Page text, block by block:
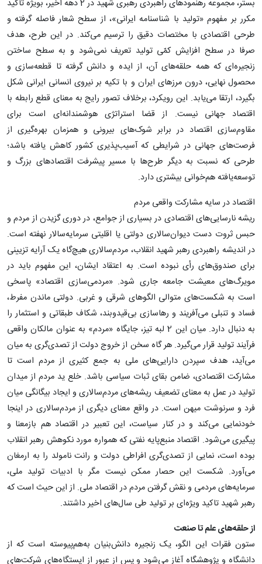
بستر، مجموعه رهنمودهای راهبردی رهبری شهید در 2 دهه اخیر، بویژه تأکید
مکرر بر مفهوم «تولید با شناسنامه ایرانی»، از سطح شعار فاصله گرفته و
طرحی اقتصادی با مختصات دقیق را ترسیم می‌کند. در این طرح، هدف
صرفا در سطح افزایش کمّی تولید تعریف نمی‌شود و به سطح ساختن
زنجیره‌ای که همه حلقه‌های آن، از ایده و دانش گرفته تا قطعه‌سازی و
محصول نهایی، درون مرزهای ایران و با تکیه بر نیروی انسانی ایرانی شکل
بگیرد، ارتقا می‌یابد. این رویکرد، برخلاف تصور رایج به ‌معنای قطع رابطه با
اقتصاد جهانی نیست. از قضا استراتژی هوشمندانه‌ای است برای
مقاوم‌سازی اقتصاد در برابر شوک‌های بیرونی و همزمان بهره‌گیری از
فرصت‌های جهانی در شرایطی که آسیب‌پذیری کشور کاهش یافته باشد؛
طرحی که نسبت به دیگر طرح‌ها با مسیر پیشرفت اقتصادهای بزرگ و
توسعه‌یافته هم‌خوانی بیشتری دارد.
اقتصاد در سایه مشارکت واقعی مردم
ریشه نارسایی‌های اقتصادی در بسیاری از جوامع، در دوری گزیدن از مردم و
حبس ثروت دست دیوان‌سالاری دولتی یا اقلیتی سرمایه‌سالار نهفته است.
در اندیشه راهبردی رهبر شهید انقلاب، مردم‌سالاری هیچ‌گاه یک آرایه تزیینی
برای صندوق‌های رأی نبوده است. به اعتقاد ایشان، این مفهوم باید در
مویرگ‌های معیشت جامعه جاری شود. «مردمی‌سازی اقتصاد» پاسخی
است به شکست‌های متوالی الگوهای شرقی و غربی. دولتی ماندن مفرط،
فساد و تنبلی می‌آفریند و رهاسازی بی‌قیدوبند، شکاف طبقاتی و استثمار را
به دنبال دارد. میان این 2 لبه تیز، جایگاه «مردم» به عنوان مالکان واقعی
فرآیند تولید قرار می‌گیرد. هر گاه سخن از خروج دولت از تصدی‌گری به میان
می‌آید، هدف سپردن دارایی‌های ملی به جمع کثیری از مردم است تا
مشارکت اقتصادی، ضامن بقای ثبات سیاسی باشد. خلع ید مردم از میدان
تولید در عمل به معنای تضعیف ریشه‌های مردم‌سالاری و ایجاد بیگانگی میان
فرد و سرنوشت میهن است. در واقع معنای دیگری از مردم‌سالاری در اینجا
خودنمایی می‌کند و در کنار سیاست، این تعبیر در اقتصاد هم بازمعنا و
پیگیری می‌شود. اقتصاد منبع‌پایه نفتی که همواره مورد نکوهش رهبر انقلاب
بوده است، نمایی از تصدی‌گری افراطی دولت و رانت نامولد را به ارمغان
می‌آورد. شکست این حصار ممکن نیست مگر با ادبیات تولید ملی،
سرمایه‌های مردمی و نقش گرفتن مردم در اقتصاد ملی. از این حیث است که
رهبر شهید تاکید ویژه‌ای بر تولید طی سال‌های اخیر داشتند.
از حلقه‌های علم تا صنعت
ستون فقرات این الگو، یک زنجیره دانش‌بنیان به‌هم‌پیوسته است که از
دانشگاه و پژوهشگاه آغاز می‌شود و پس از عبور از ایستگاه‌های شرکت‌های